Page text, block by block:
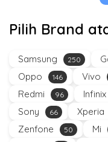
Pilih Brand
Samsung 250
Oppo 146 Vivo
Redmi 96 Infinix
Sony 66 Xperia
Zenfone 50 Mi